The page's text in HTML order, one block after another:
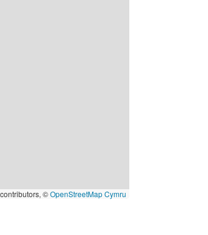
contributors, ©OpenStreetMap Cymru